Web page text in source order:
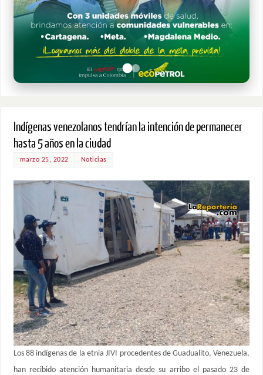
Indígenas venezolanos tendrían la intención de permanecer
hasta 5 años en la ciudad
marzo 25, 2022 Noticias
Los 88 indígenas de la etnia JIVI procedentes de Guadualito, Venezuela,
han recibido atención humanitaria desde su arribo el pasado 23 de